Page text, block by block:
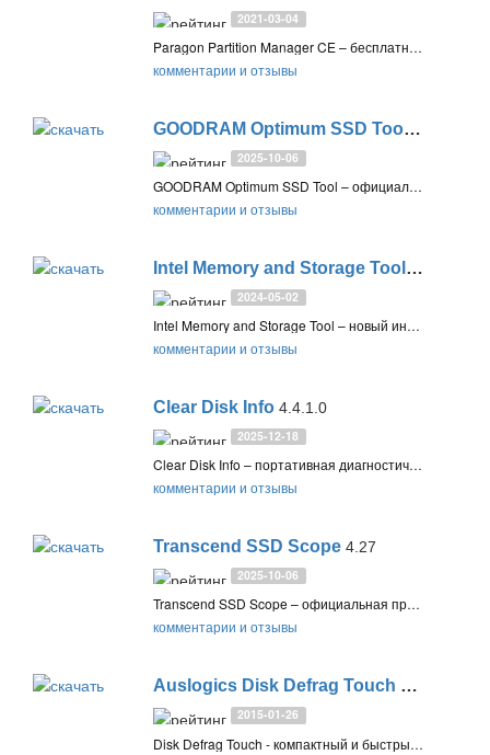
2021-03-04
Paragon Partition Manager CE – бесплатная программа для работы с разделами и дисками. Позволяет создавать, изменять, объединять, разделять, преобразовывать и удалять разделы
комментарии и отзывы
GOODRAM Optimum SSD Tool1.1.4
2025-10-06
GOODRAM Optimum SSD Tool – официальная программа для диагностики и обслуживания твёрдотельных SSD дисков от GOODRAM
комментарии и отзывы
Intel Memory and Storage Tool
2.5
2024-05-02
Intel Memory and Storage Tool – новый инструмент для обслуживания, прошивки и получения информации о твердотельных SSD дисках производства Intel
комментарии и отзывы
Clear Disk Info 4.4.1.0
2025-12-18
Clear Disk Info – портативная диагностическая утилита для накопителей данных, которая поддерживает жесткие диски (HDD), твердотельные накопители (SSD) и SSD NVMe, а также карты памяти
комментарии и отзывы
Transcend SSD Scope 4.27
2025-10-06
Transcend SSD Scope – официальная программа для обслуживания, диагностики и обновления прошивки твёрдотельных SSD накопителей производства Transcend
комментарии и отзывы
Auslogics Disk Defrag Touch 1.3.0.0
2015-01-26
Disk Defrag Touch - компактный и быстрый дефрагментатор от Auslogics, специальная версия ориентированная на сенсорные компьютеры с ОС Windows. Утилита упорядочит все файлы и ускорит ваши жесткие диски за несколько минут, а также оптимизирует запуск игр